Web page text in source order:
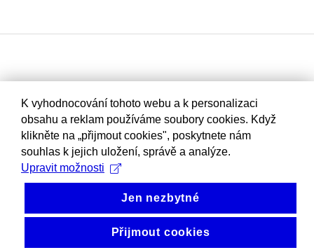
K vyhodnocování tohoto webu a k personalizaci
obsahu a reklam používáme soubory cookies. Když
klikněte na „přijmout cookies", poskytnete nám
souhlas k jejich uložení, správě a analýze.
Upravit možnosti
Jen nezbytné
Přijmout cookies